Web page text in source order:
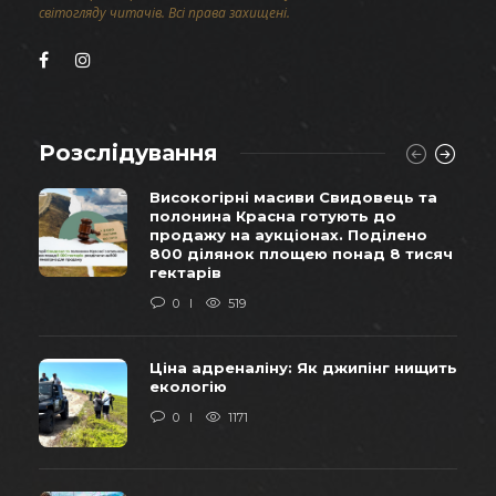
світогляду читачів. Всі права захищені.
Розслідування
Високогірні масиви Свидовець та
полонина Красна готують до
продажу на аукціонах. Поділено
800 ділянок площею понад 8 тисяч
гектарів
0 519
Ціна адреналіну: Як джипінг нищить
екологію
0 1171